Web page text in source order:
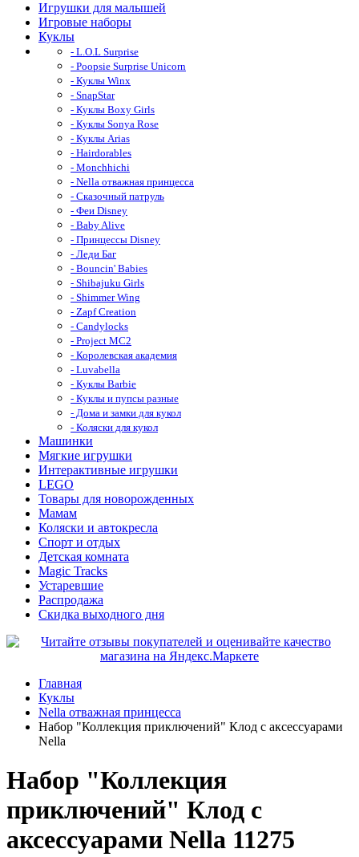
Игрушки для малышей
Игровые наборы
Куклы
- L.O.L Surprise
- Poopsie Surprise Unicorn
- Куклы Winx
- SnapStar
- Куклы Boxy Girls
- Куклы Sonya Rose
- Куклы Arias
- Hairdorables
- Monchhichi
- Nella отважная принцесса
- Сказочный патруль
- Феи Disney
- Baby Alive
- Принцессы Disney
- Леди Баг
- Bouncin' Babies
- Shibajuku Girls
- Shimmer Wing
- Zapf Creation
- Candylocks
- Project MС2
- Королевская академия
- Luvabella
- Куклы Barbie
- Куклы и пупсы разные
- Дома и замки для кукол
- Коляски для кукол
Машинки
Мягкие игрушки
Интерактивные игрушки
LEGO
Товары для новорожденных
Мамам
Коляски и автокресла
Спорт и отдых
Детская комната
Magic Tracks
Устаревшие
Распродажа
Скидка выходного дня
Главная
Куклы
Nella отважная принцесса
Набор "Коллекция приключений" Клод с аксессуарами
Nella
Набор "Коллекция
приключений" Клод с
аксессуарами Nella 11275